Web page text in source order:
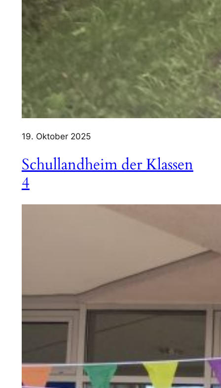
19. Oktober 2025
Schullandheim der Klassen
4